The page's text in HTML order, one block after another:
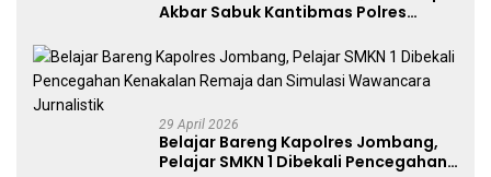
Akbar Sabuk Kantibmas Polres
29 April 2026
Belajar Bareng Kapolres Jombang,
Pelajar SMKN 1 Dibekali Pencegahan